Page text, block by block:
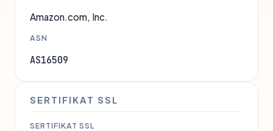
Amazon.com, Inc.
ASN
AS16509
SERTIFIKAT SSL
SERTIFIKAT SSL